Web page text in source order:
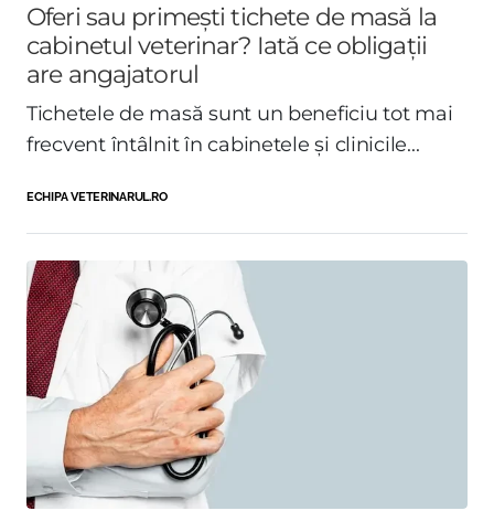
Oferi sau primești tichete de masă la
cabinetul veterinar? Iată ce obligații
are angajatorul
Tichetele de masă sunt un beneficiu tot mai
frecvent întâlnit în cabinetele și clinicile...
ECHIPA VETERINARUL.RO